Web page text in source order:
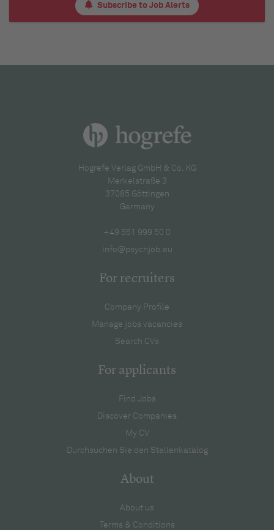
Subscribe to Job Alerts
Hogrefe Verlag GmbH & Co. KG
Merkelstraße 3
37085 Göttingen
Germany
+49 551 999 50 0
info@psychjob.eu
For recruiters
Company Profile
Manage jobs vacancies
Search CVs
For applicants
Find Jobs
Discover Companies
My CV
Durchsuchen Sie den Stellenkatalog
About
About us
Terms & Conditions